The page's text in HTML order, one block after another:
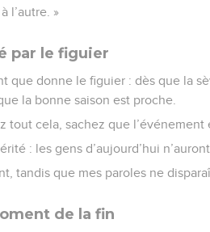
l’autre. »
par le figuier
que donne le figuier : dès que la
la bonne saison est proche.
tout cela, sachez que l’événement
: les gens d’aujourd’hui
tandis que mes paroles ne
de la fin